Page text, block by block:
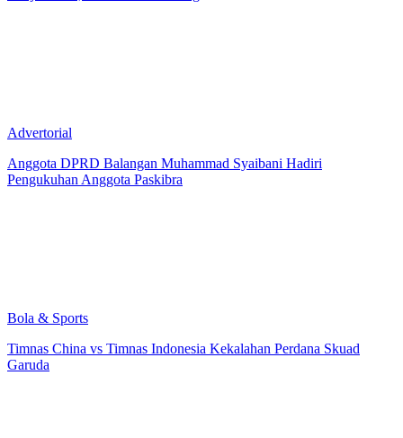
Advertorial
Anggota DPRD Balangan Muhammad Syaibani Hadiri
Pengukuhan Anggota Paskibra
Bola & Sports
Timnas China vs Timnas Indonesia Kekalahan Perdana Skuad
Garuda